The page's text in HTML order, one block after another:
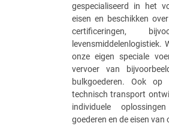
gespecialiseerd in het
eisen en beschikken
certificeringen,
levensmiddelenlogistiek.
onze eigen speciale
vervoer van
bulkgoederen. Ook
technisch transport
individuele
goederen en de eisen van